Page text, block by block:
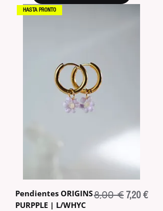
HASTA PRONTO
Pendientes ORIGINS
PURPPLE | L/WHYC
Precio
8,00 € Precio de
7,20 €